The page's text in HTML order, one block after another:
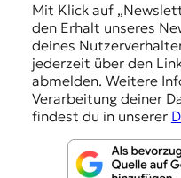
Mit Klick auf
den Erhalt unseres
deines
jederzeit über den
abmelden. Weitere
Verarbeitung deiner
findest du in unserer